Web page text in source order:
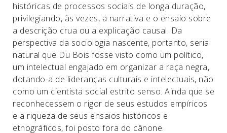
históricas de processos sociais de longa duração,
privilegiando, às vezes, a narrativa e o ensaio sobre
a descrição crua ou a explicação causal. Da
perspectiva da sociologia nascente, portanto, seria
natural que Du Bois fosse visto como um político,
um intelectual engajado em organizar a raça negra,
dotando-a de lideranças culturais e intelectuais, não
como um cientista social estrito senso. Ainda que se
reconhecessem o rigor de seus estudos empíricos
e a riqueza de seus ensaios históricos e
etnográficos, foi posto fora do cânone.